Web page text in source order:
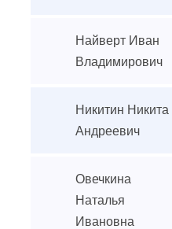
Найверт Иван
Владимирович
Никитин Никита
Андреевич
Овечкина
Наталья
Ивановна